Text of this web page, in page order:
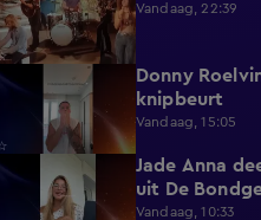
Vandaag, 22:39
1:44
Donny
knipbeurt
Vandaag, 15:05
0:39
Jade Anna
uit De
Vandaag, 10:33